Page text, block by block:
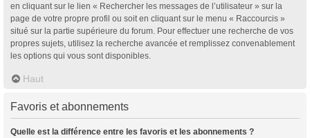
en cliquant sur le lien « Rechercher les messages de l’utilisateur » sur la
page de votre propre profil ou soit en cliquant sur le menu « Raccourcis »
situé sur la partie supérieure du forum. Pour effectuer une recherche de vos
propres sujets, utilisez la recherche avancée et remplissez convenablement
les options qui vous sont disponibles.
Haut
Favoris et abonnements
Quelle est la différence entre les favoris et les abonnements ?